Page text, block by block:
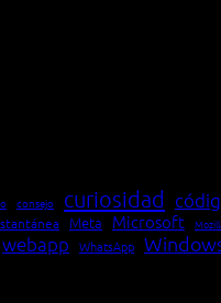
consejo curiosidad
Meta Microsoft
webapp WhatsApp